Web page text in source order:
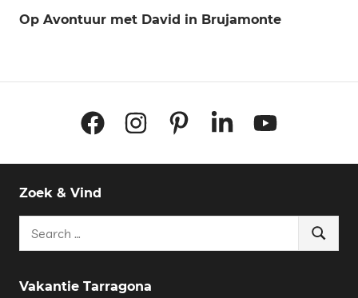
Op Avontuur met David in Brujamonte
FacebookInstagramPinterestLinkedInYouTube
Zoek & Vind
Search
Vakantie Tarragona